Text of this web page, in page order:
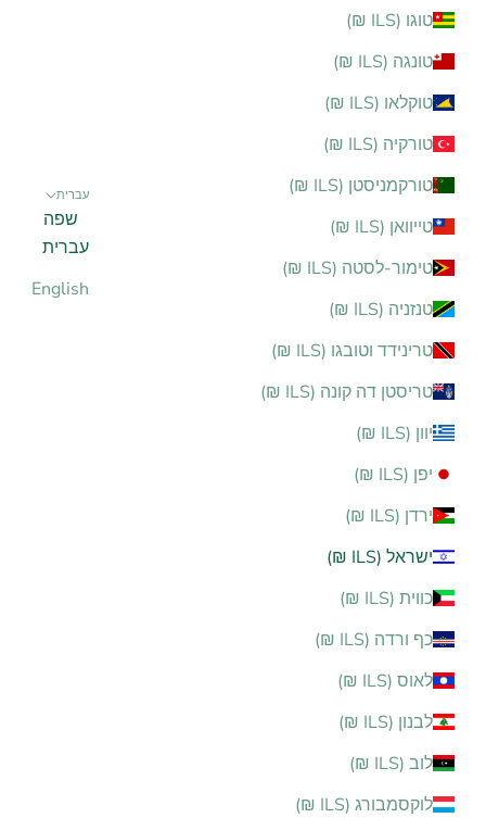
טוגו (ILS ₪)
טונגה (ILS ₪)
טוקלאו (ILS ₪)
טורקיה (ILS ₪)
טורקמניסטן (ILS ₪)
טייוואן (ILS ₪)
טימור-לסטה (ILS ₪)
טנזניה (ILS ₪)
טרינידד וטובגו (ILS ₪)
טריסטן דה קונה (ILS ₪)
יוון (ILS ₪)
יפן (ILS ₪)
ירדן (ILS ₪)
ישראל (ILS ₪)
כווית (ILS ₪)
כף ורדה (ILS ₪)
לאוס (ILS ₪)
לבנון (ILS ₪)
לוב (ILS ₪)
לוקסמבורג (ILS ₪)
עברית
שפה
עברית
English